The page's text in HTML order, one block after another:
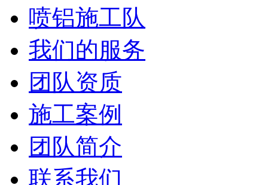
喷铝施工队
我们的服务
团队资质
施工案例
团队简介
联系我们